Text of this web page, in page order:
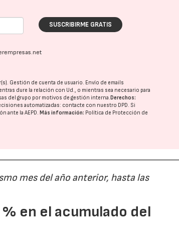
SUSCRIBIRME GRATIS
Gestión de cuenta de usuario. Envío de emails
dure la relación con Ud., o mientras sea necesario para
del grupo por motivos de gestión interna.Derechos:
automatizadas: contacte con nuestro DPD. Si
ante laAEPD.Más información: Política de Protección de
mes del año anterior, hasta las
en el acumulado del